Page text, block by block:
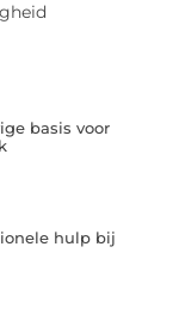
basis voor
hulp bij